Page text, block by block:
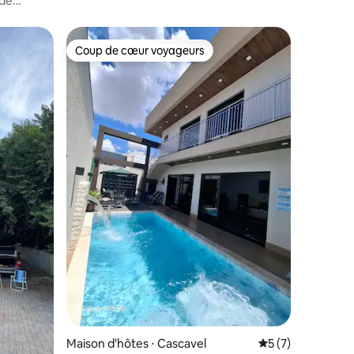
: 5 sur 5
Coup de cœur voyageurs
Coup de cœur voyageurs
Maison d'hôtes ⋅ Cascavel Évaluation
5 (7)